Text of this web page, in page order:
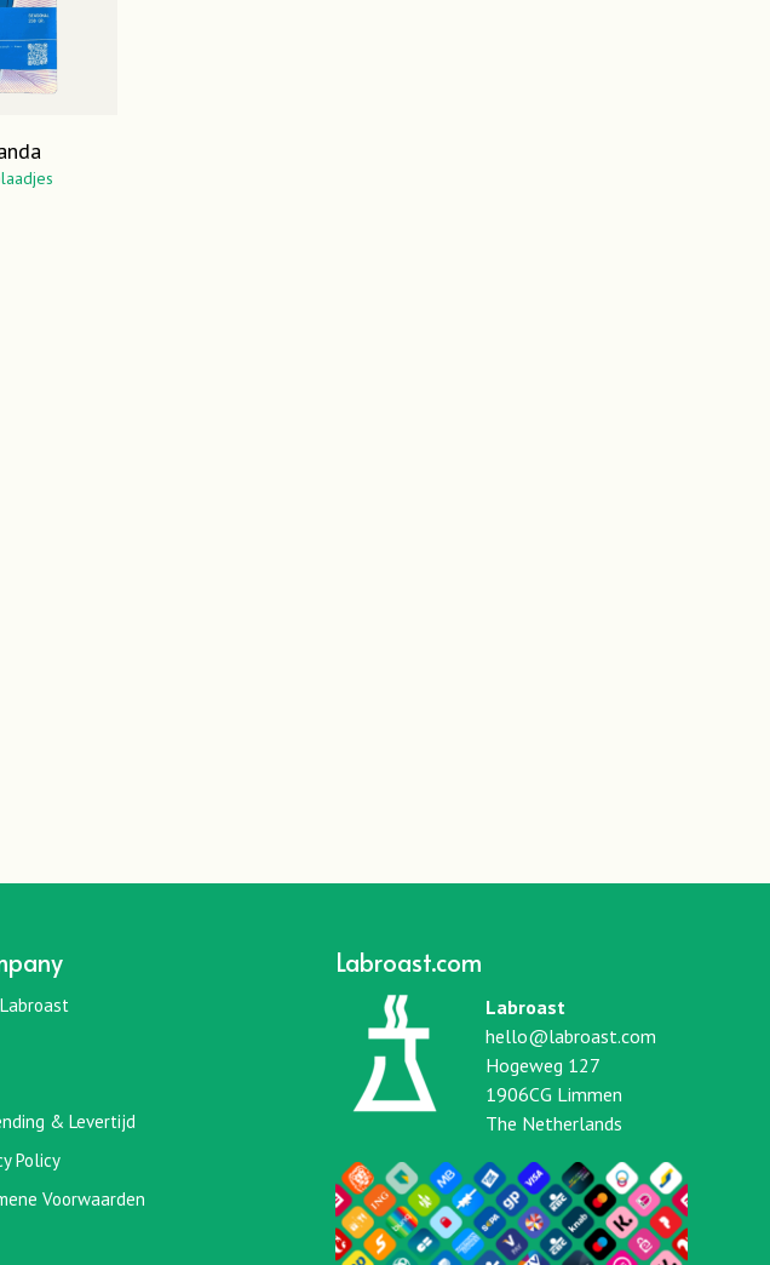
& Levertijd
Policy
Voorwaarden
Labroast.com
Labroast
hello@labroast.com
Hogeweg 127
1906CG Limmen
The Netherlands